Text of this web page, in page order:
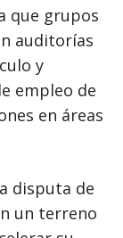
que grupos
auditorías
y
empleo de
en áreas
disputa de
un terreno